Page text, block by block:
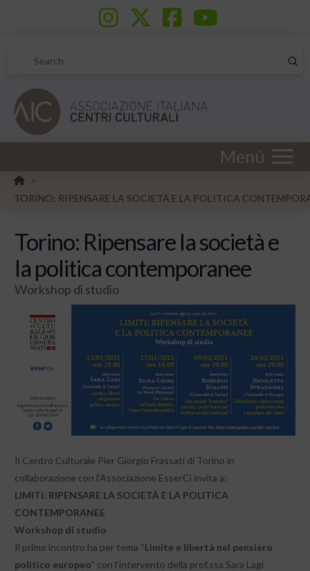
Search
Menù
HOME
>
TORINO: RIPENSARE LA SOCIETÀ E LA POLITICA
Torino: Ripensare la società e
la politica contemporanee
Workshop di studio
Il Centro Culturale Pier Giorgio Frassati di Torino in
collaborazione con l’Associazione EsserCi invita a:
LIMITI: RIPENSARE LA SOCIETÀ E LA POLITICA
CONTEMPORANEE
Workshop di studio
Il primo incontro ha per tema “Limite e libertà nel pensiero
politico europeo” con l’intervento della prof.ssa Sara Lagi